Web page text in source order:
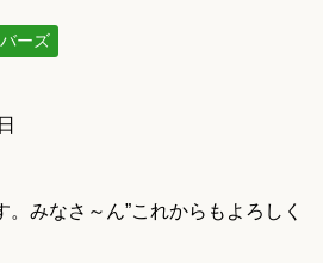
ーズ
みなさ～ん”これからもよろしく